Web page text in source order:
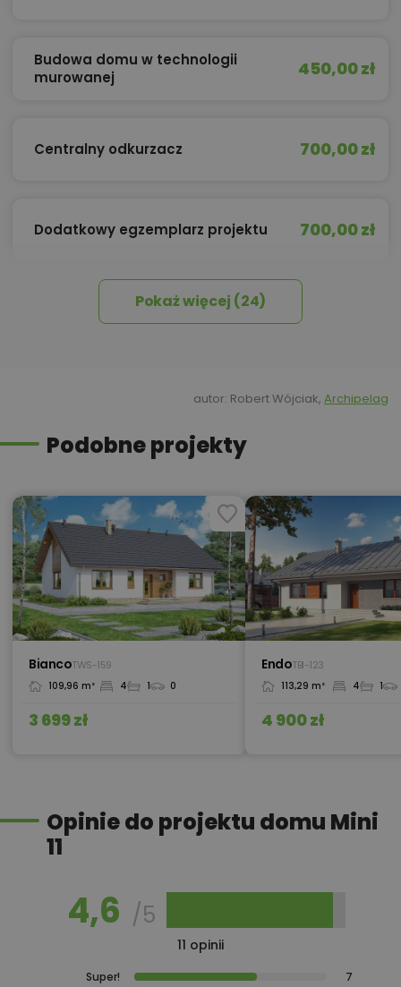
Budowa domu w technologii
murowanej
450,00 zł
Centralny odkurzacz 700,00 zł
Dodatkowy egzemplarz projektu 700,00 zł
Dziennik Budowy
450,00 zł
Instalacja zagospodarowania
Inteligentny dom 1 000,00 zł
Izolacja celulozowa 450,00 zł
Kosztorys stan deweloperski 1 200,00 zł
Pokaż więcej (24)
autor: Robert Wójciak, Archipelag
Podobne projekty
BiancoTWS-159
109,96 m² 4 1 0
3 699 zł
EndoTBI-123
113,29 m² 4 1
4 900 zł
Opinie do projektu domu Mini
11
4,6 /5
11 opinii
Super!
7